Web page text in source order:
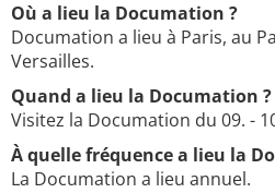
Où a lieu la Documation ?
Documation a lieu à Paris, au
Versailles.
Quand a lieu la Documation ?
Visitez la Documation du 09. -
À quelle fréquence a lieu la
La Documation a lieu annuel.